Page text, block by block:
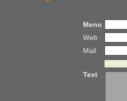
Meno
Web
Mail
Text